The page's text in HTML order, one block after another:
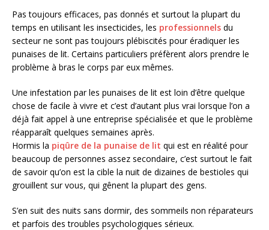
Pas toujours efficaces, pas donnés et surtout la plupart du
temps en utilisant les insecticides, les professionnels du
secteur ne sont pas toujours plébiscités pour éradiquer les
punaises de lit. Certains particuliers préfèrent alors prendre le
problème à bras le corps par eux mêmes.
Une infestation par les punaises de lit est loin d’être quelque
chose de facile à vivre et c’est d’autant plus vrai lorsque l’on a
déjà fait appel à une entreprise spécialisée et que le problème
réapparaît quelques semaines après.
Hormis la piqûre de la punaise de lit qui est en réalité pour
beaucoup de personnes assez secondaire, c’est surtout le fait
de savoir qu’on est la cible la nuit de dizaines de bestioles qui
grouillent sur vous, qui gênent la plupart des gens.
S’en suit des nuits sans dormir, des sommeils non réparateurs
et parfois des troubles psychologiques sérieux.